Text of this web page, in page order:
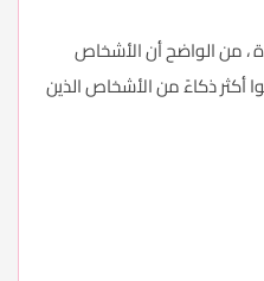
، من الواضح أن الأشخاص
أكثر ذكاءً من الأشخاص الذين